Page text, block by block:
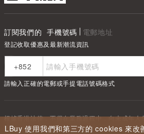
LBuy 使用我們和第三方的 cookies 來改
訂閱我們的 手機號碼 電郵地址
登記收取優惠及最新潮流資訊
請輸入正確的電郵或手提電話號碼格式
根據香港法律，不得在業務過程中，向未成年
Under the law of Hong Kong, intoxicating